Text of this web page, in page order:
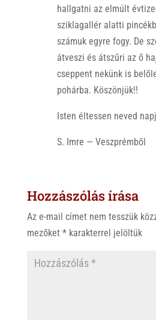
hallgatni az elmúlt
sziklagallér alatti
számuk egyre fogy. De
átveszi és átszűri az ő
cseppent nekünk is
pohárba. Köszönjük!!
Isten éltessen neved
S. Imre — Veszprémből
Hozzászólás írása
Az e-mail címet nem tesszük
mezőket *karakterrel jelöltük